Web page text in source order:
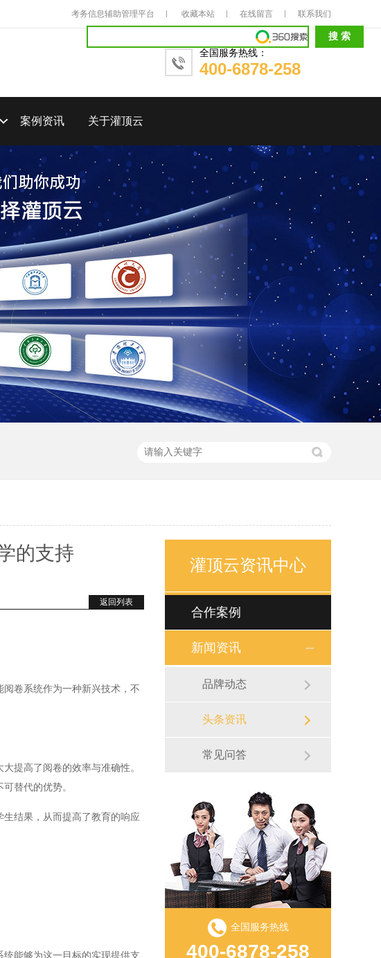
考务信息辅助管理平台 收藏本站 在线留言 联系我们
全国服务热线：
400-6878-258
案例资讯 关于灌顶云
的支持
返回列表
卷系统作为一种新兴技术，不
提高了阅卷的效率与准确性。
替代的优势。
结果，从而提高了教育的响应
能够为这一目标的实现提供支
灌顶云资讯中心
合作案例
新闻资讯
品牌动态
头条资讯
常见问答
全国服务热线
400-6878-258